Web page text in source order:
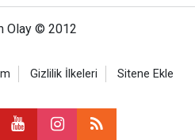
Olay © 2012
Gizlilik İlkeleri Sitene Ekle